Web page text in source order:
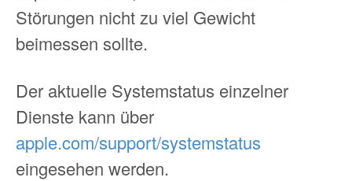
Störungen nicht zu viel Gewicht
beimessen sollte.
Der aktuelle Systemstatus einzelner
Dienste kann über
apple.com/support/systemstatus
eingesehen werden.